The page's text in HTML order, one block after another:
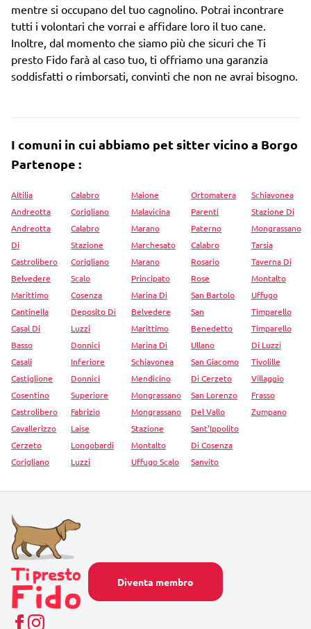
Diventa membro
mentre si occupano del tuo cagnolino. Potrai incontrare
tutti i volontari che vorrai e affidare loro il tuo cane.
Inoltre, dal momento che siamo più che sicuri che Ti
presto Fido farà al caso tuo, ti offriamo una garanzia
soddisfatti o rimborsati, convinti che non ne avrai bisogno.
I comuni in cui abbiamo pet sitter vicino a Borgo
Partenope :
Altilia
Andreotta
Andreotta
Di
Castrolibero
Belvedere
Marittimo
Cantinella
Casal Di
Basso
Casali
Castiglione
Cosentino
Castrolibero
Cavallerizzo
Cerzeto
Corigliano
Calabro
Corigliano
Calabro
Stazione
Corigliano
Scalo
Cosenza
Deposito Di
Luzzi
Donnici
Inferiore
Donnici
Superiore
Fabrizio
Laise
Longobardi
Luzzi
Maione
Malavicina
Marano
Marchesato
Marano
Principato
Marina Di
Belvedere
Marittimo
Marina Di
Schiavonea
Mendicino
Mongrassano
Mongrassano
Stazione
Montalto
Uffugo Scalo
Ortomatera
Parenti
Paterno
Calabro
Rosario
Rose
San Bartolo
San
Benedetto
Ullano
San Giacomo
Di Cerzeto
San Lorenzo
Del Vallo
Sant'Ippolito
Di Cosenza
Sanvito
Schiavonea
Stazione Di
Mongrassano
Tarsia
Taverna Di
Montalto
Uffugo
Timparello
Timparello
Di Luzzi
Tivolille
Villaggio
Frasso
Zumpano